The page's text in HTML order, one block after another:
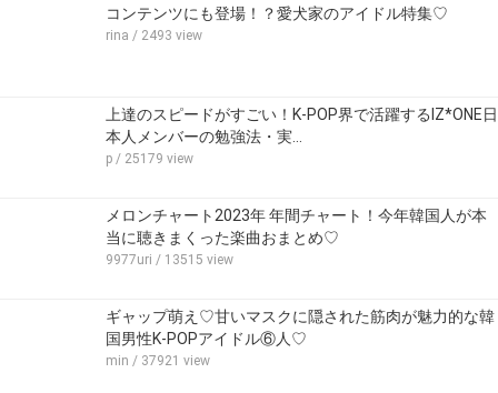
コンテンツにも登場！？愛犬家のアイドル特集♡
rina / 2493 view
上達のスピードがすごい！K-POP界で活躍するIZ*ONE日
本人メンバーの勉強法・実…
p / 25179 view
メロンチャート2023年 年間チャート！今年韓国人が本
当に聴きまくった楽曲おまとめ♡
9977uri / 13515 view
ギャップ萌え♡甘いマスクに隠された筋肉が魅力的な韓
国男性K-POPアイドル⑥人♡
min / 37921 view